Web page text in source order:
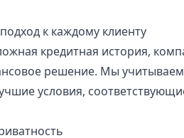
к каждому клиенту
кредитная история,
решение. Мы учитываем
условия,